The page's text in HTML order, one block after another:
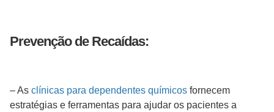
Prevenção de Recaídas:
– As clínicas para dependentes químicos fornecem
estratégias e ferramentas para ajudar os pacientes a